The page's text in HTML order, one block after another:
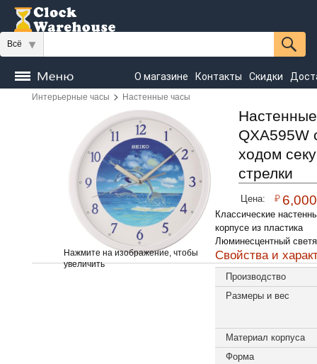
Всё
О магазине Контакты Скидки
Часы
напольные Настенные
Seiko
Интерьерные часы > Настенные часы
Нажмите на изображение, чтобы
увеличить
QXA595W
ходом
стрелки
Цена: ₽ 6,000
Классические
корпусе из пластика
Люминесцентный
Свойства и
Производство
Размеры и вес
Материал корпуса
Форма